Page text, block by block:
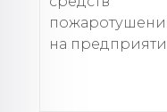
на